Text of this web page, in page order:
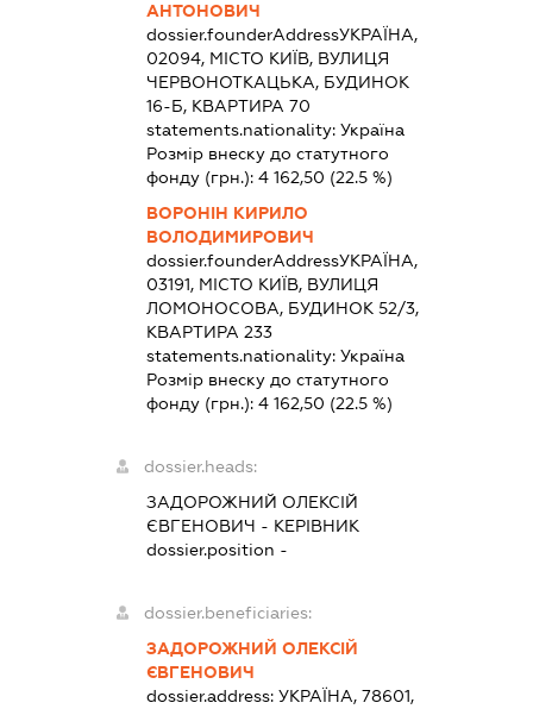
АНТОНОВИЧ
dossier.founderAddressУКРАЇНА,
02094, МІСТО КИЇВ, ВУЛИЦЯ
ЧЕРВОНОТКАЦЬКА, БУДИНОК
16-Б, КВАРТИРА 70
statements.nationality:Україна
Розмір внеску до статутного
фонду (грн.):4 162,50 (22.5 %)
ВОРОНІН КИРИЛО
ВОЛОДИМИРОВИЧ
dossier.founderAddressУКРАЇНА,
03191, МІСТО КИЇВ, ВУЛИЦЯ
ЛОМОНОСОВА, БУДИНОК 52/3,
КВАРТИРА 233
statements.nationality:Україна
Розмір внеску до статутного
фонду (грн.):4 162,50 (22.5 %)
dossier.heads:
ЗАДОРОЖНИЙ ОЛЕКСІЙ
ЄВГЕНОВИЧ - КЕРІВНИК
dossier.position -
dossier.beneficiaries:
ЗАДОРОЖНИЙ ОЛЕКСІЙ
ЄВГЕНОВИЧ
dossier.address:УКРАЇНА, 78601,